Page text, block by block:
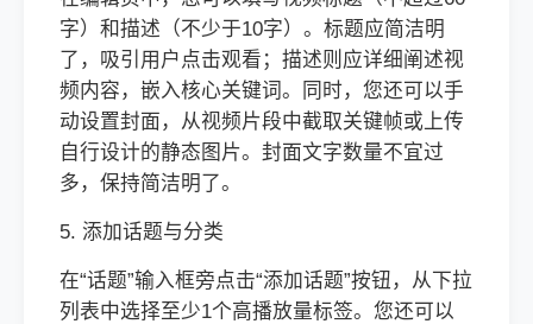
字）和描述（不少于10字）。标题应简洁明
了，吸引用户点击观看；描述则应详细阐述视
频内容，嵌入核心关键词。同时，您还可以手
动设置封面，从视频片段中截取关键帧或上传
自行设计的静态图片。封面文字数量不宜过
多，保持简洁明了。
5. 添加话题与分类
在“话题”输入框旁点击“添加话题”按钮，从下拉
列表中选择至少1个高播放量标签。您还可以